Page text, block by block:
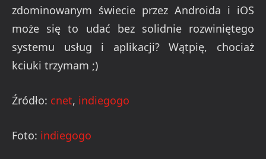
zdominowanym świecie przez Androida i iOS
może się to udać bez solidnie rozwiniętego
systemu usług i aplikacji? Wątpię, chociaż
kciuki trzymam ;)
Źródło: cnet, indiegogo
Foto: indiegogo